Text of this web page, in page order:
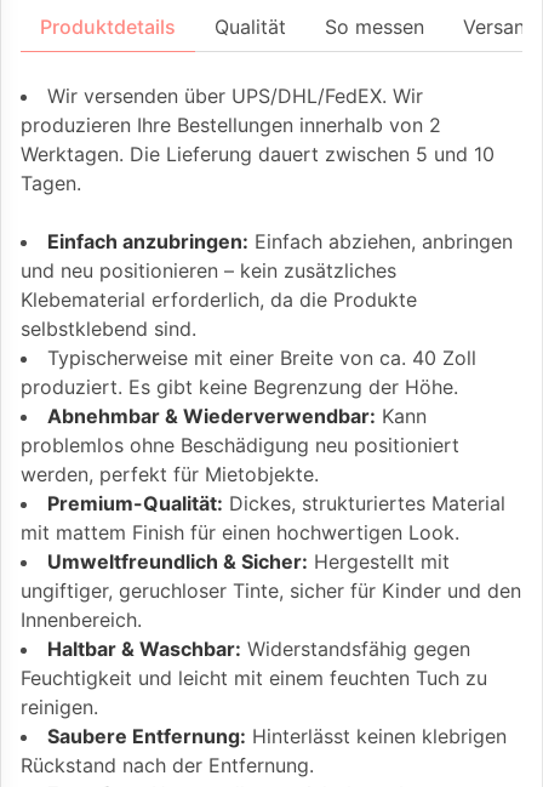
Produktdetails Qualität So messen
Wir versenden über UPS/DHL/FedEX. Wir
produzieren Ihre Bestellungen innerhalb von 2
Werktagen. Die Lieferung dauert zwischen 5 und 10
Tagen.
Einfach anzubringen: Einfach abziehen, anbringen
und neu positionieren – kein zusätzliches
Klebematerial erforderlich, da die Produkte
selbstklebend sind.
Typischerweise mit einer Breite von ca. 40 Zoll
produziert. Es gibt keine Begrenzung der Höhe.
Abnehmbar & Wiederverwendbar: Kann
problemlos ohne Beschädigung neu positioniert
werden, perfekt für Mietobjekte.
Premium-Qualität: Dickes, strukturiertes Material
mit mattem Finish für einen hochwertigen Look.
Umweltfreundlich & Sicher: Hergestellt mit
ungiftiger, geruchloser Tinte, sicher für Kinder und den
Innenbereich.
Haltbar & Waschbar: Widerstandsfähig gegen
Feuchtigkeit und leicht mit einem feuchten Tuch zu
reinigen.
Saubere Entfernung: Hinterlässt keinen klebrigen
Rückstand nach der Entfernung.